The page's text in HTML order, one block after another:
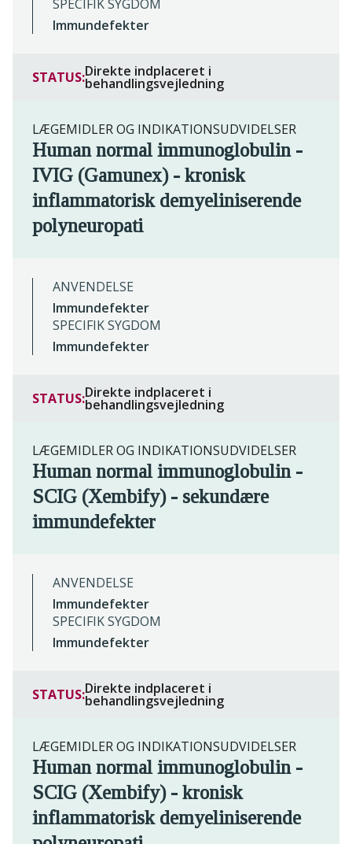
SPECIFIK SYGDOM
Immundefekter
STATUS:Direkte indplaceret i
behandlingsvejledning
LÆGEMIDLER OG INDIKATIONSUDVIDELSER
Human normal immunoglobulin -
IVIG (Gamunex) - kronisk
inflammatorisk demyeliniserende
polyneuropati
ANVENDELSE
Immundefekter
SPECIFIK SYGDOM
Immundefekter
STATUS:Direkte indplaceret i
behandlingsvejledning
LÆGEMIDLER OG INDIKATIONSUDVIDELSER
Human normal immunoglobulin -
SCIG (Xembify) - sekundære
immundefekter
ANVENDELSE
Immundefekter
SPECIFIK SYGDOM
Immundefekter
STATUS:Direkte indplaceret i
behandlingsvejledning
LÆGEMIDLER OG INDIKATIONSUDVIDELSER
Human normal immunoglobulin -
SCIG (Xembify) - kronisk
inflammatorisk demyeliniserende